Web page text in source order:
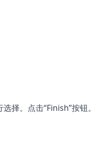
择。点击“Finish”按钮。